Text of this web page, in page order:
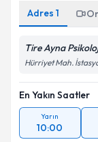
Adres 1
Tire Ayna
Hürriyet Mah.
En Yakın Saatler
Yarın
10:00